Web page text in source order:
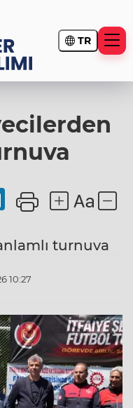
TR
turnuva
10:27